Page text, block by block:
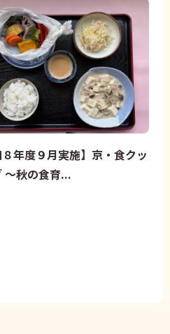
８年度９月実施】京・食クッ
～秋の食育...